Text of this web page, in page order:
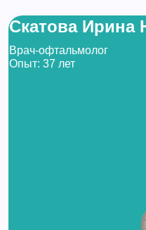
Скатова Ирина
Врач-офтальмолог
Опыт: 37 лет